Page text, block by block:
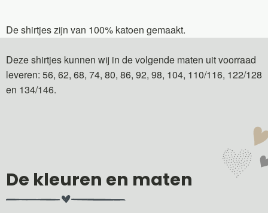
De shirtjes zijn van 100% katoen gemaakt.
Deze shirtjes kunnen wij in de volgende maten uit voorraad
leveren: 56, 62, 68, 74, 80, 86, 92, 98, 104, 110/116, 122/128
en 134/146.
De kleuren en maten